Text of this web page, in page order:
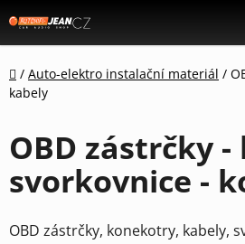
na
obsah
Domů
/ Auto-elektro instalační materiál /
kabely
OBD zástrčky -
svorkovnice -
OBD zástrčky, konekotry, kabely,